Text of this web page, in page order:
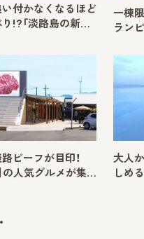
付かなくなるほど
!?「淡路島の新…
一棟
ラン
ビーフが目印！
の人気グルメが集…
大人
しめ